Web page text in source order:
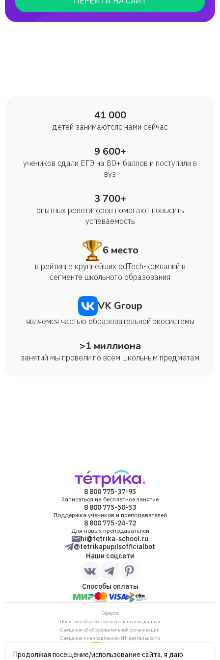
41 000
детей занимаются с нами сейчас
9 600+
учеников сдали ЕГЭ на 80+ баллов и поступили в
вуз
3 700+
опытных репетиторов помогают повысить
успеваемость
6 место
в рейтинге крупнейших edTech-компаний в
сегменте школьного образования
VK Group
являемся частью образовательной экосистемы
>1 миллиона
занятий мы провели по всем школьным предметам
8 800 775-37-95
Записаться на бесплатное занятие
8 800 775-50-53
Поддержка учеников и преподавателей
8 800 775-24-72
Для новых преподавателей
hi@tetrika-school.ru
@tetrikapupilsofficialbot
Наши соцсети
Способы оплаты
Оферта
Политика обработки персональных данных
Сведения об образовательной организации
Сведения о направлениях ИТ-деятельности
Продолжая посещение/использование сайта, я даю